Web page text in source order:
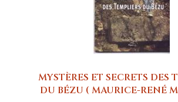
MYSTÈRES ET SECRETS DES
DU BÉZU ( MAURICE-RENÉ